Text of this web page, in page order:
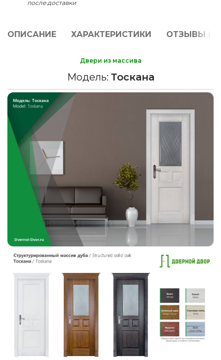
после доставки
ОПИСАНИЕ ХАРАКТЕРИСТИКИ ОТЗЫВЫ (0)
Двери из массива
Модель: Тоскана